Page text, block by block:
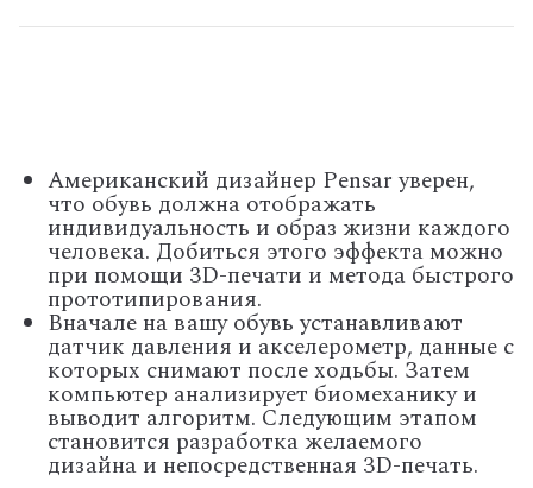
Американский дизайнер Pensar уверен,
что обувь должна отображать
индивидуальность и образ жизни каждого
человека. Добиться этого эффекта можно
при помощи 3D-печати и метода быстрого
прототипирования.
Вначале на вашу обувь устанавливают
датчик давления и акселерометр, данные с
которых снимают после ходьбы. Затем
компьютер анализирует биомеханику и
выводит алгоритм. Следующим этапом
становится разработка желаемого
дизайна и непосредственная 3D-печать.